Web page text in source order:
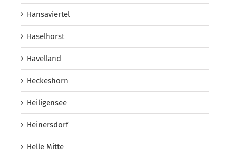
Hansaviertel
Haselhorst
Havelland
Heckeshorn
Heiligensee
Heinersdorf
Helle Mitte